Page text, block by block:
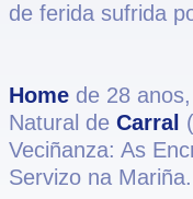
de ferida sufrida
Home de 28
Natural de Carral
Veciñanza: As
Servizo na